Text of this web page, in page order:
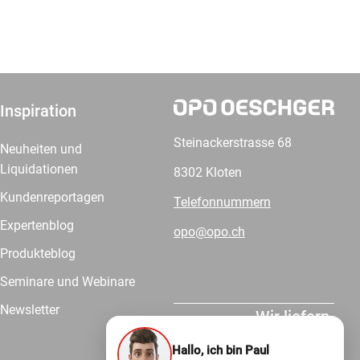
Inspiration
Neuheiten und
Liquidationen
Kundenreportagen
Expertenblog
Produkteblog
Seminare und Webinare
Newsletter
Steinackerstrasse 68
8302 Kloten
Telefonnummern
opo@opo.ch
Wir liefern.
Hallo, ich bin Paul